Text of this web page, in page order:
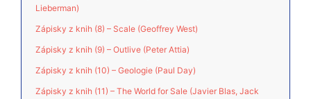
Lieberman)
Zápisky z knih (8) – Scale (Geoffrey West)
Zápisky z knih (9) – Outlive (Peter Attia)
Zápisky z knih (10) – Geologie (Paul Day)
Zápisky z knih (11) – The World for Sale (Javier Blas, Jack